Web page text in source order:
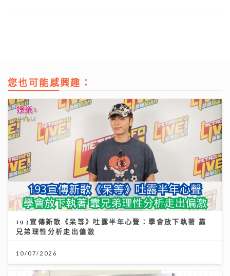
您也可能感興趣：
193宣傳新歌《呆等》吐露半年心聲：學會放下執著 靠
兄弟理性分析走出偏激
10/07/2026